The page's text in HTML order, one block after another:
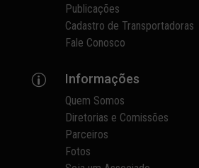
Publicações
Cadastro de Transportadoras
Fale Conosco
p Informações
Quem Somos
Diretorias e Comissões
Parceiros
Fotos